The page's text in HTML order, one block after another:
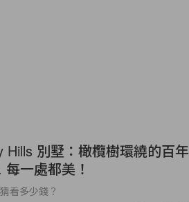
Hills 別墅：橄欖樹環繞的百年
一處都美！
看多少錢？